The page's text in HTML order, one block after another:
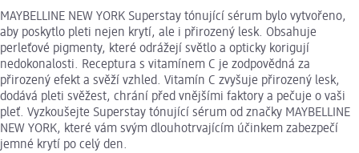
MAYBELLINE NEW YORK Superstay tónující sérum bylo vytvořeno,
aby poskytlo pleti nejen krytí, ale i přirozený lesk. Obsahuje
perleťové pigmenty, které odrážejí světlo a opticky korigují
nedokonalosti. Receptura s vitamínem C je zodpovědná za
přirozený efekt a svěží vzhled. Vitamín C zvyšuje přirozený lesk,
dodává pleti svěžest, chrání před vnějšími faktory a pečuje o vaši
pleť. Vyzkoušejte Superstay tónující sérum od značky MAYBELLINE
NEW YORK, které vám svým dlouhotrvajícím účinkem zabezpečí
jemné krytí po celý den.